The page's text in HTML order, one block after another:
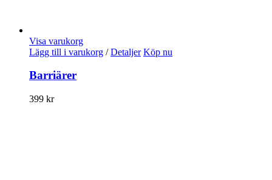
Visa varukorg
Lägg till i varukorg / Detaljer Köp nu
Barriärer
399 kr